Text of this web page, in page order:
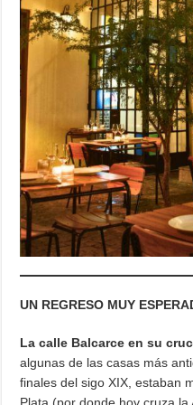
UN REGRESO MUY
La calle Balcarce en su
algunas de las casas más
finales del sigo XIX, estaban
Plata (por donde hoy cruza